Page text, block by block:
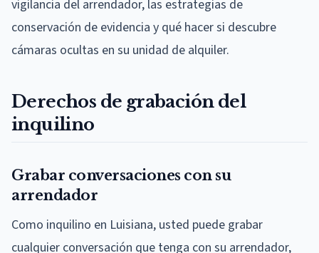
vigilancia del arrendador, las estrategias de
conservación de evidencia y qué hacer si descubre
cámaras ocultas en su unidad de alquiler.
Derechos de grabación del
inquilino
Grabar conversaciones con su
arrendador
Como inquilino en Luisiana, usted puede grabar
cualquier conversación que tenga con su arrendador,